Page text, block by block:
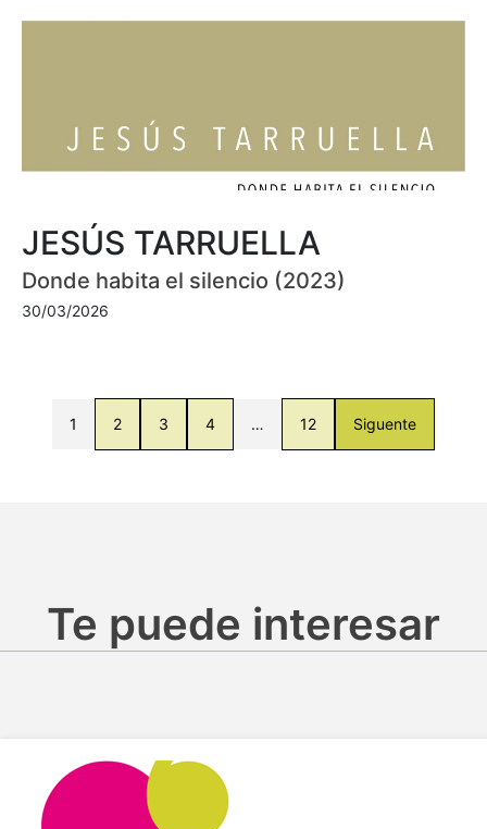
JESÚS TARRUELLA
Donde habita el silencio (2023)
30/03/2026
1 2 3 4 … 12 Siguente
Te puede interesar